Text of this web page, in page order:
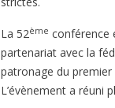
La 52ème conférence
partenariat avec la
patronage du premier
L’évènement a réuni